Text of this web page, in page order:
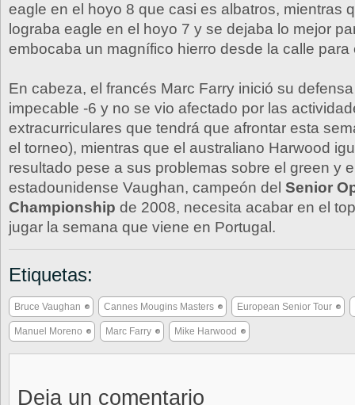
eagle en el hoyo 8 que casi es albatros, mientras
lograba eagle en el hoyo 7 y se dejaba lo mejor
embocaba un magnífico hierro desde la calle para
En cabeza, el francés Marc Farry inició su
impecable -6 y no se vio afectado por las
extracurriculares que tendrá que afrontar esta
el torneo), mientras que el australiano Harwood
resultado pese a sus problemas sobre el green y
estadounidense Vaughan, campeón del Senior
Championship de 2008, necesita acabar en el
jugar la semana que viene en Portugal.
Etiquetas:
Bruce Vaughan Cannes Mougins Masters European Senior Tour
Manuel Moreno Marc Farry Mike Harwood
Deja un comentario